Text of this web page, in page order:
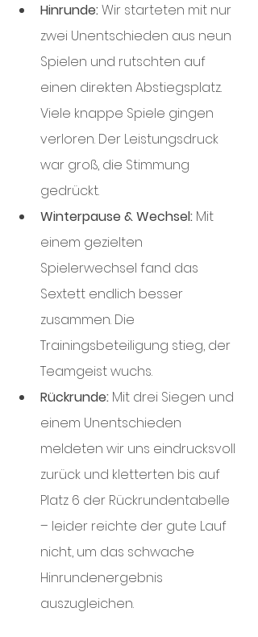
Hinrunde: Wir starteten mit nur
zwei Unentschieden aus neun
Spielen und rutschten auf
einen direkten Abstiegsplatz.
Viele knappe Spiele gingen
verloren. Der Leistungsdruck
war groß, die Stimmung
gedrückt.
Winterpause & Wechsel: Mit
einem gezielten
Spielerwechsel fand das
Sextett endlich besser
zusammen. Die
Trainingsbeteiligung stieg, der
Teamgeist wuchs.
Rückrunde: Mit drei Siegen und
einem Unentschieden
meldeten wir uns eindrucksvoll
zurück und kletterten bis auf
Platz 6 der Rückrundentabelle
– leider reichte der gute Lauf
nicht, um das schwache
Hinrundenergebnis
auszugleichen.